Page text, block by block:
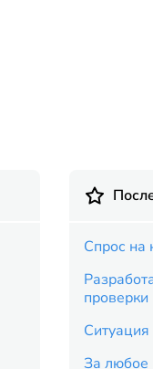
Спрос на
За любое